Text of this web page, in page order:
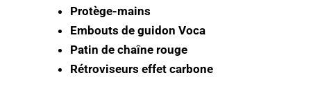
Protège-mains
Embouts de guidon Voca
Patin de chaîne rouge
Rétroviseurs effet carbone